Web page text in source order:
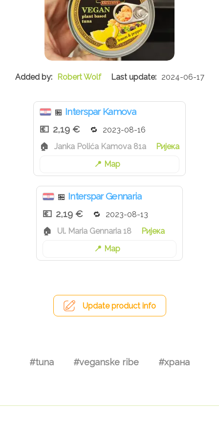
Robert Wolf 2024-06-17
🏪 Interspar Kamova
2,19 €
2023-08-16
Janka Polića Kamova 81a
Ријека
Map
🏪 Interspar Gennaria
2,19 €
2023-08-13
Ul. Maria Gennaria 18
Ријека
Map
Update product info
#tuna #veganske ribe #храна